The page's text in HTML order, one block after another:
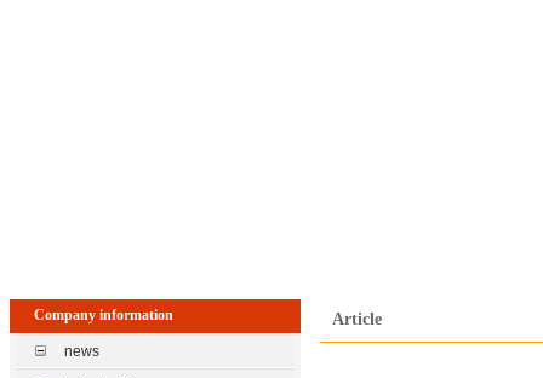
Company information
news
Article